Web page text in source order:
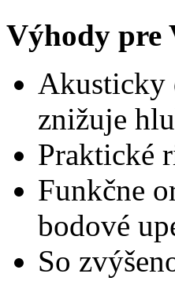
Výhody pre
Akusticky
znižuje
Praktické
Funkčne
bodové
So